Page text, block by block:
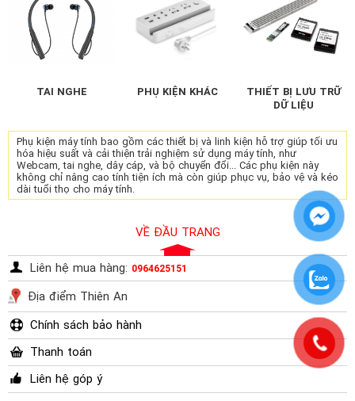
TAI NGHE PHỤ KIỆN KHÁC
THIẾT BỊ LƯU TRỮ
DỮ LIỆU
Phụ kiện máy tính bao gồm các thiết bị và linh kiện hỗ trợ giúp tối ưu
hóa hiệu suất và cải thiện trải nghiệm sử dụng máy tính, như
Webcam, tai nghe, dây cáp, và bộ chuyển đổi... Các phụ kiện này
không chỉ nâng cao tính tiện ích mà còn giúp phục vụ, bảo vệ và kéo
dài tuổi thọ cho máy tính.
VỀ ĐẦU TRANG
Liên hệ mua hàng: 0964625151
Địa điểm Thiên An
Chính sách bảo hành
Thanh toán
Liên hệ góp ý